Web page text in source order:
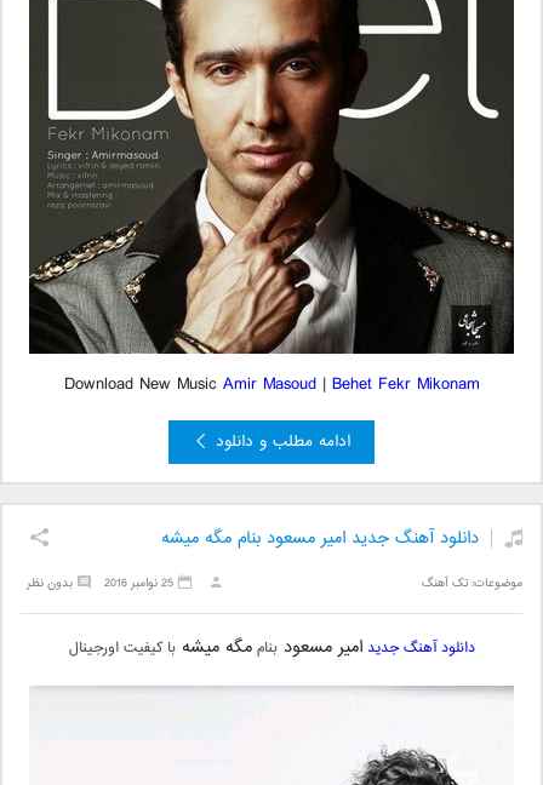
Download New Music Amir Masoud| Behet Fekr Mikonam
ادامه مطلب و دانلود
دانلود آهنگ جدید امیر مسعود بنام مگه میشه
موضوعات:تک آهنگ بدون نظر 25 نوامبر 2016
دانلود آهنگ جدید امیر مسعودبناممگه میشهبا کیفیت اورجینال